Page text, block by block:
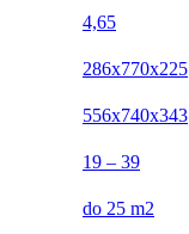
4,65
286x770x225
556x740x343
19 – 39
do 25 m2